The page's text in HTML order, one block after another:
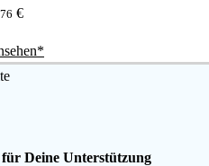
76 €
Deine Unterstützung